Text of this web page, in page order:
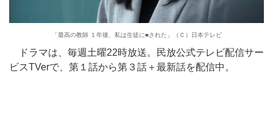
「最高の教師 １年後、私は生徒に■された」（Ｃ）日本テレビ
ドラマは、毎週土曜22時放送。民放公式テレビ配信サー
ビスTVerで、第１話から第３話＋最新話を配信中。